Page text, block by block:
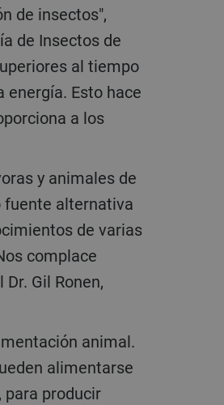
de insectos",
de Insectos de
al tiempo
Esto hace
a los
fuente alternativa
de varias
complace
Gil Ronen,
alimentarse
para producir